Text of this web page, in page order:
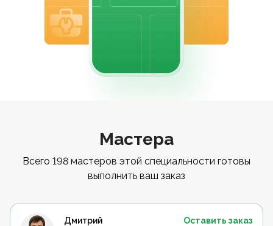
Мастера
Всего 198 мастеров этой специальности готовы
выполнить ваш заказ
Дмитрий
Оставить заказ